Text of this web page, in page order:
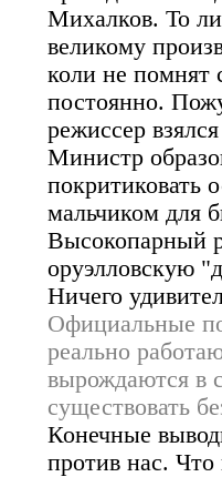
Михалков. То
великому
коли не помнят
постоянно.
режиссер
Министр
покритиковать
мальчиком для
Высокопарный
оруэлловскую
Ничего
Официальные
реально
вырождаются в
существовать
Конечные
против нас. Что